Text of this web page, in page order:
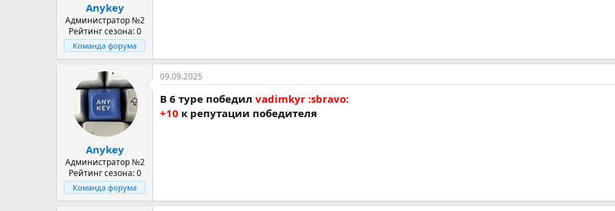
Anykey
Администратор №2
Рейтинг сезона: 0
Команда форума
Anykey
Администратор №2
Рейтинг сезона: 0
Команда форума
09.09.2025
В 6 туре победил vadimkyr :sbravo:
+10 к репутации победителя